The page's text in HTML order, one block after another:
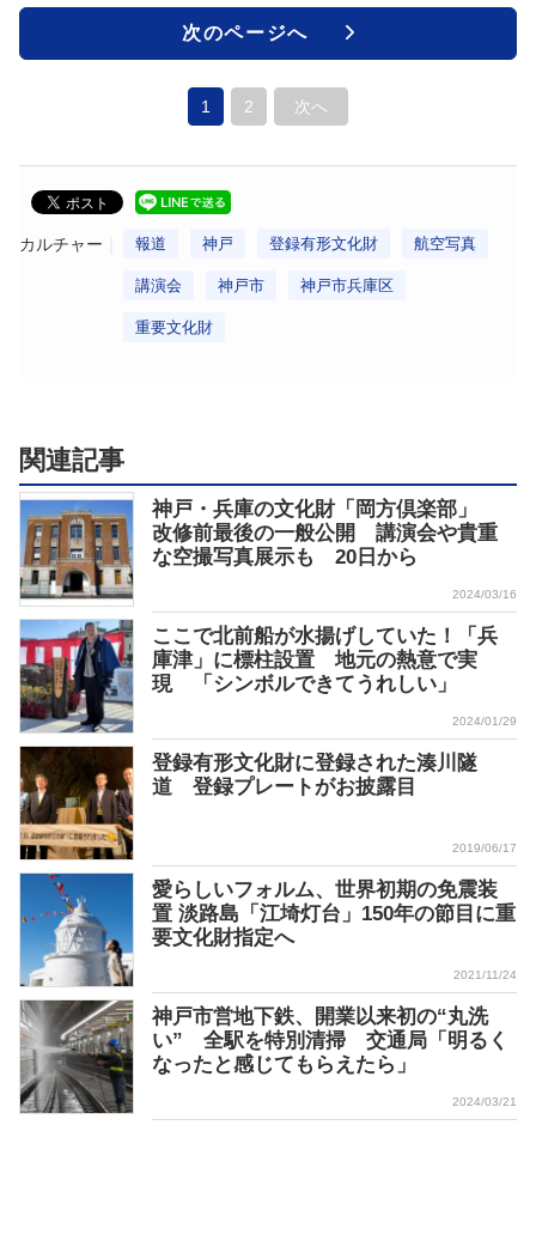
次のページへ
1 2 次へ
カルチャー 報道 神戸 登録有形文化財 航空写真
講演会 神戸市 神戸市兵庫区
重要文化財
関連記事
神戸・兵庫の文化財「岡方倶楽部」
改修前最後の一般公開 講演会や貴重
な空撮写真展示も 20日から
2024/03/16
ここで北前船が水揚げしていた！「兵
庫津」に標柱設置 地元の熱意で実
現 「シンボルできてうれしい」
2024/01/29
登録有形文化財に登録された湊川隧
道 登録プレートがお披露目
2019/06/17
愛らしいフォルム、世界初期の免震装
置 淡路島「江埼灯台」150年の節目に重
要文化財指定へ
2021/11/24
神戸市営地下鉄、開業以来初の“丸洗
い” 全駅を特別清掃 交通局「明るく
なったと感じてもらえたら」
2024/03/21